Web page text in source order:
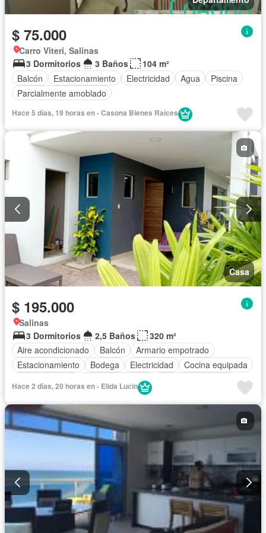
$ 75.000
Carro Viteri, Salinas
3 Dormitorios
3 Baños
104 m²
Balcón
Estacionamiento Electricidad Agua
Piscina
Parcialmente amoblado
Hace 5 días, 19 horas en - Casona Bienes Raíces
Casa
$ 195.000
Salinas
3 Dormitorios
2,5 Baños
320 m²
Aire acondicionado
Balcón
Armario empotrado
Estacionamiento
Bodega Electricidad
Cocina equipada
Vista panorámica
Conserje
Completamente amoblado
Hace 2 días, 20 horas en - Elida Lucin